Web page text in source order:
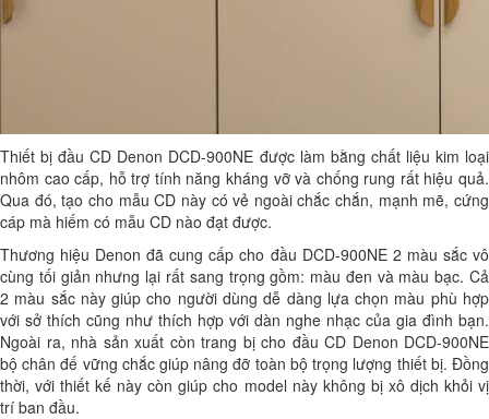
Thiết bị đầu CD Denon DCD-900NE được làm bằng chất liệu kim loại
nhôm cao cấp, hỗ trợ tính năng kháng vỡ và chống rung rất hiệu quả.
Qua đó, tạo cho mẫu CD này có vẻ ngoài chắc chắn, mạnh mẽ, cứng
cáp mà hiếm có mẫu CD nào đạt được.
Thương hiệu Denon đã cung cấp cho đầu DCD-900NE 2 màu sắc vô
cùng tối giản nhưng lại rất sang trọng gồm: màu đen và màu bạc. Cả
2 màu sắc này giúp cho người dùng dễ dàng lựa chọn màu phù hợp
với sở thích cũng như thích hợp với dàn nghe nhạc của gia đình bạn.
Ngoài ra, nhà sản xuất còn trang bị cho đầu CD Denon DCD-900NE
bộ chân đế vững chắc giúp nâng đỡ toàn bộ trọng lượng thiết bị. Đồng
thời, với thiết kế này còn giúp cho model này không bị xô dịch khỏi vị
trí ban đầu.